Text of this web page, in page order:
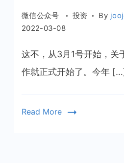
微信公众号 投资 By
2022-03-08
这不，从3月1号开始，关
作就正式开始了。今年
Read More